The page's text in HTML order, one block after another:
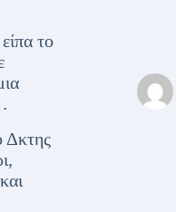
το
Δκτης